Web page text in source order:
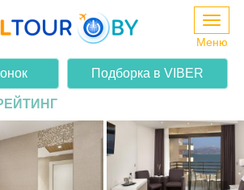
Меню
Подборка в VIBER
DEL SOL